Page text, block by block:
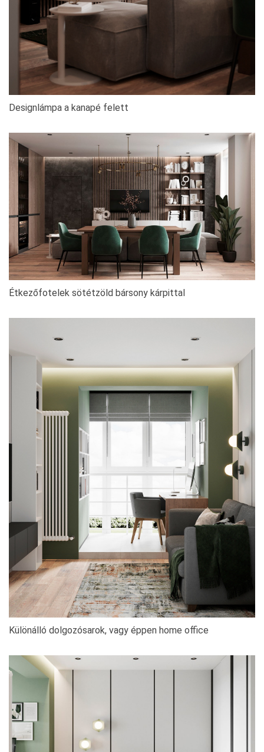
Designlámpa a kanapé felett
Étkezőfotelek sötétzöld bársony kárpittal
Különálló dolgozósarok, vagy éppen home office